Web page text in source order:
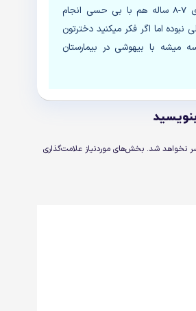
برای بچه های 7-8 ساله هم با بی حسی انجام
نبوده اما اگر فکر میکنید دخترتون
میشه با بیهوشی در بیمارستان
نخواهد شد. بخش‌های موردنیاز علامت‌گذاری